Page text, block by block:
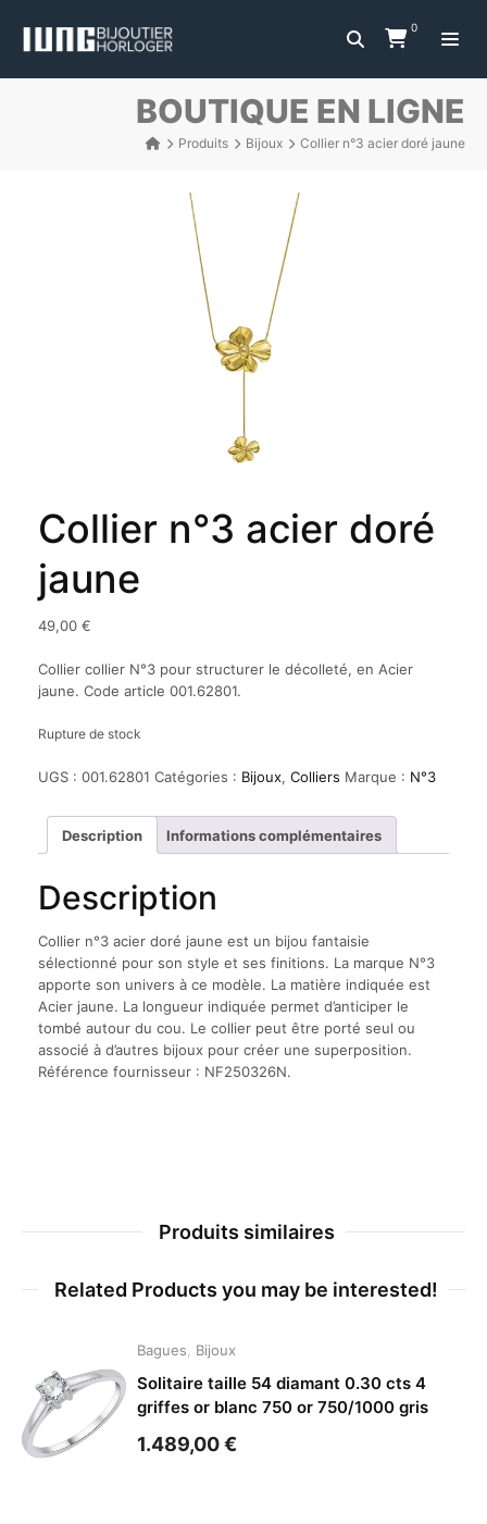
0
BOUTIQUE EN LIGNE
Produits Bijoux Collier n°3 acier doré jaune
Collier n°3 acier doré
jaune
49,00 €
Collier collier N°3 pour structurer le décolleté, en Acier
jaune. Code article 001.62801.
Rupture de stock
UGS : 001.62801 Catégories : Bijoux, Colliers Marque : N°3
Description Informations complémentaires
Description
Collier n°3 acier doré jaune est un bijou fantaisie
sélectionné pour son style et ses finitions. La marque N°3
apporte son univers à ce modèle. La matière indiquée est
Acier jaune. La longueur indiquée permet d’anticiper le
tombé autour du cou. Le collier peut être porté seul ou
associé à d’autres bijoux pour créer une superposition.
Référence fournisseur : NF250326N.
Produits similaires
Related Products you may be interested!
Bagues Bijoux
Solitaire taille 54 diamant 0.30 cts 4
griffes or blanc 750 or 750/1000 gris
1.489,00€